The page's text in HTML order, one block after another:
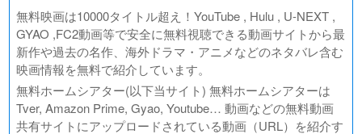
デジモンアドベンチャー02 THE BEGINNING
範馬刃牙VSケンガンアシュラ
一月の声に歓びを刻め
PLAY! ～勝つとか負けるとかは、どーでもよくて～
ULTRAMAN： RISING
BLAME!（ブラム）
無料映画は10000タイトル超え！YouTube , Hulu , U-NEXT ,
GYAO ,FC2動画等で安全に無料視聴できる動画サイトから最
新作や過去の名作、海外ドラマ・アニメなどのネタバレ含む
映画情報を無料で紹介しています。
無料ホームシアター(以下当サイト) 無料ホームシアターは
Tver, Amazon Prime, Gyao, Youtube… 動画などの無料動画
共有サイトにアップロードされている動画（URL）を紹介す